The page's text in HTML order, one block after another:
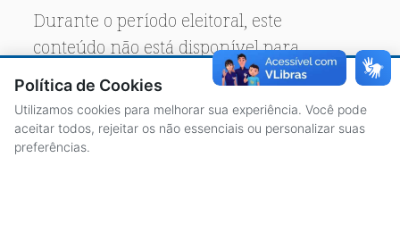
Durante o período eleitoral, este
conteúdo não está disponível para
acesso público.
Política de Cookies
Utilizamos cookies para melhorar sua experiência. Você pode
aceitar todos, rejeitar os não essenciais ou personalizar suas
preferências.